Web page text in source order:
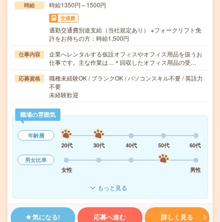
時給 時給1350円～1500円
交通費
通勤交通費別途支給（当社規定あり） ※フォークリフト免
許をお持ちの方：時給1,500円
仕事内容
企業へレンタルする仮設オフィスやオフィス用品を扱うお
仕事です。主な作業は…＊回収したオフィス用品の受…
応募資格
職種未経験OK / ブランクOK / パソコンスキル不要 / 英語力
不要
未経験歓迎
職場の雰囲気
年齢層
20代
30代 40代 50代
60代
男女比率
女性
男性
もっと見る
気になる! 応募へ進む 詳しく見る